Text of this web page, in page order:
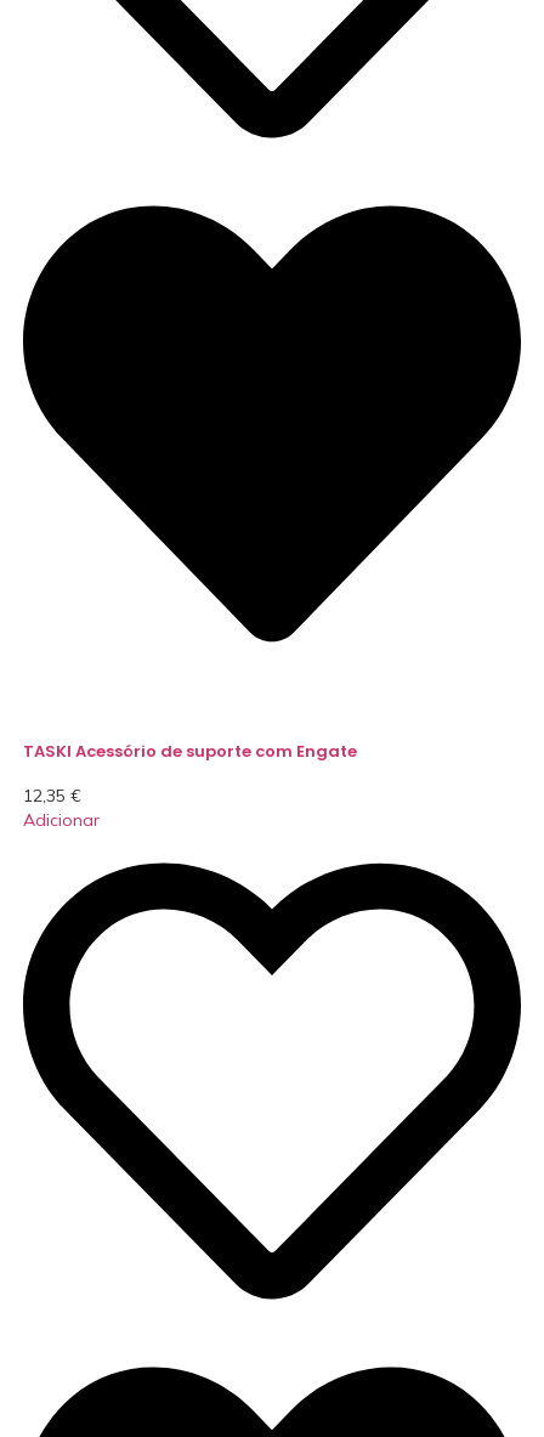
TASKI Acessório de suporte com Engate
12,35 €
Adicionar